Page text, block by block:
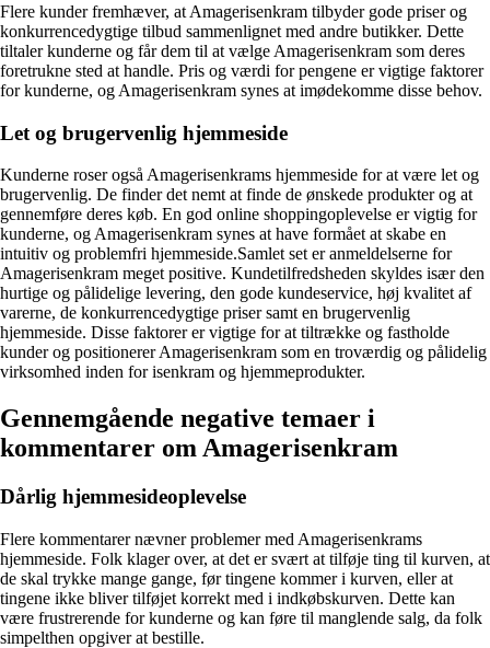
Flere kunder fremhæver, at Amagerisenkram tilbyder gode priser og
konkurrencedygtige tilbud sammenlignet med andre butikker. Dette
tiltaler kunderne og får dem til at vælge Amagerisenkram som deres
foretrukne sted at handle. Pris og værdi for pengene er vigtige faktorer
for kunderne, og Amagerisenkram synes at imødekomme disse behov.
Let og brugervenlig hjemmeside
Kunderne roser også Amagerisenkrams hjemmeside for at være let og
brugervenlig. De finder det nemt at finde de ønskede produkter og at
gennemføre deres køb. En god online shoppingoplevelse er vigtig for
kunderne, og Amagerisenkram synes at have formået at skabe en
intuitiv og problemfri hjemmeside.Samlet set er anmeldelserne for
Amagerisenkram meget positive. Kundetilfredsheden skyldes især den
hurtige og pålidelige levering, den gode kundeservice, høj kvalitet af
varerne, de konkurrencedygtige priser samt en brugervenlig
hjemmeside. Disse faktorer er vigtige for at tiltrække og fastholde
kunder og positionerer Amagerisenkram som en troværdig og pålidelig
virksomhed inden for isenkram og hjemmeprodukter.
Gennemgående negative temaer i
kommentarer om Amagerisenkram
Dårlig hjemmesideoplevelse
Flere kommentarer nævner problemer med Amagerisenkrams
hjemmeside. Folk klager over, at det er svært at tilføje ting til kurven, at
de skal trykke mange gange, før tingene kommer i kurven, eller at
tingene ikke bliver tilføjet korrekt med i indkøbskurven. Dette kan
være frustrerende for kunderne og kan føre til manglende salg, da folk
simpelthen opgiver at bestille.